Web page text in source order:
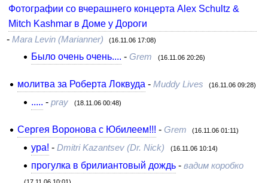
Фотографии со вчерашнего концерта Alex Schultz &
Mitch Kashmar в Доме у Дороги
- Mara Levin (Marianner) (16.11.06 17:08)
Было очень очень.... -Grem (16.11.06 20:26)
молитва за Роберта Локвуда - Muddy Lives (16.11.06 09:28)
..... -pray (18.11.06 00:48)
Сергея Воронова с Юбилеем!!! - Grem (16.11.06 01:11)
ура! -Dmitri Kazantsev (Dr. Nick) (16.11.06 10:14)
прогулка в брилиантовый дождь -вадим коробко